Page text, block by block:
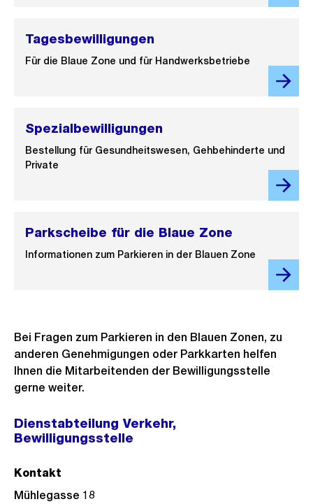
Tagesbewilligungen
Für die Blaue Zone und für Handwerksbetriebe
Spezialbewilligungen
Bestellung für Gesundheitswesen, Gehbehinderte und
Private
Parkscheibe für die Blaue Zone
Informationen zum Parkieren in der Blauen Zone
Bei Fragen zum Parkieren in den Blauen Zonen, zu
anderen Genehmigungen oder Parkkarten helfen
Ihnen die Mitarbeitenden der Bewilligungsstelle
gerne weiter.
Dienstabteilung Verkehr,
Bewilligungsstelle
Kontakt
Mühlegasse 18